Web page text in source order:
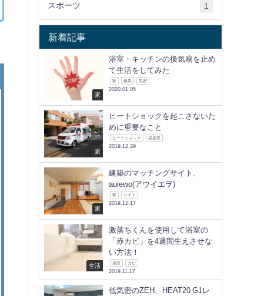
スポーツ 1
新着記事
家
浴室・キッチンの換気扇を止め
て生活をしてみた
家 換気 気密
2020.01.05
家
ヒートショックを起こさないた
めに重要なこと
ヒートショック 温度差
2019.12.29
家
建築のマッチングサイト、
auiewo(アウイエヲ)
家 サイト
2019.12.17
生活
激落ちくんを使用して浴室の
「赤カビ」を4週間生えさせな
い方法！
浴室 カビ
2019.11.17
低気密のZEH、HEAT20 G1レ